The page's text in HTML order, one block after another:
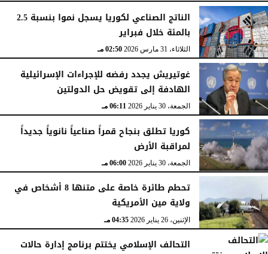
الجمعة، 15 مايو 2026 11:09 مـ
الناتج الصناعي لكوريا يسجل نموا بنسبة 2.5
بالمئة خلال فبراير
الثلاثاء، 31 مارس 2026 02:50 مـ
غوتيريش يجدد رفضه للإجراءات الإسرائيلية
الهادفة إلى تقويض حل الدولتين
الجمعة، 30 يناير 2026 06:11 مـ
كوريا تطلق بنجاح قمراً صناعياً نانوياً جديداً
لمراقبة الأرض
الجمعة، 30 يناير 2026 06:00 مـ
تحطم طائرة خاصة على متنها 8 أشخاص في
ولاية مين الأمريكية
الإثنين، 26 يناير 2026 04:35 مـ
التحالف الإسلامي يختتم برنامج إدارة حالات